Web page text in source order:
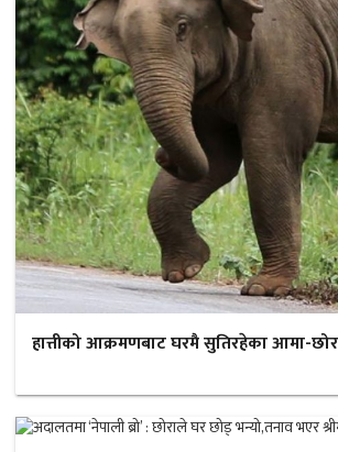
हात्तीको आक्रमणबाट घरमै सुतिरहेका आमा-